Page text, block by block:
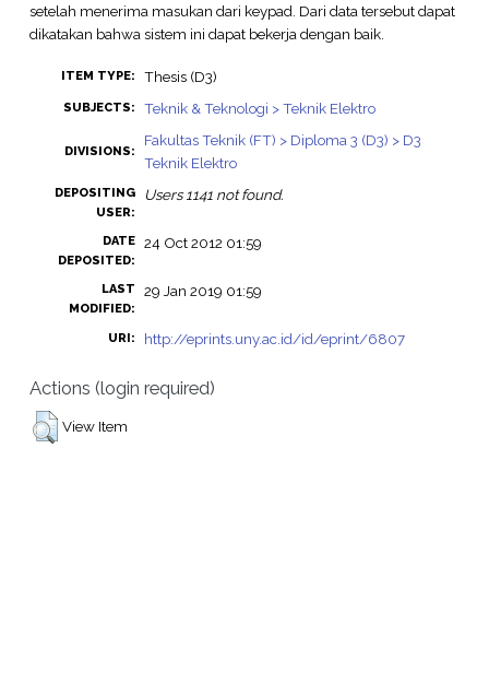
setelah menerima masukan dari keypad. Dari data tersebut dapat
dikatakan bahwa sistem ini dapat bekerja dengan baik.
ITEM TYPE: Thesis (D3)
SUBJECTS: Teknik & Teknologi > Teknik Elektro
DIVISIONS:
Fakultas Teknik (FT) > Diploma 3 (D3) > D3
Teknik Elektro
DEPOSITING
USER:
Users 1141 not found.
DATE
DEPOSITED:
24 Oct 2012 01:59
LAST
MODIFIED:
29 Jan 2019 01:59
URI: http://eprints.uny.ac.id/id/eprint/6807
Actions (login required)
View Item